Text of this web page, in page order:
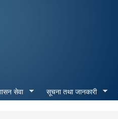
सेवा सूचना तथा जानकारी